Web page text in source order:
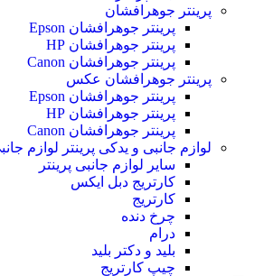
پرینتر جوهرافشان
پرینتر جوهرافشان Epson
پرینتر جوهرافشان HP
پرینتر جوهرافشان Canon
پرینتر جوهرافشان عکس
پرینتر جوهرافشان Epson
پرینتر جوهرافشان HP
پرینتر جوهرافشان Canon
لوازم جانبی و یدکی پرینتر لوازم
سایر لوازم جانبی پرینتر
کارتریج دبل ایکس
کارتریج
چرخ دنده
درام
بلید و دکتر بلید
چیپ کارتریج